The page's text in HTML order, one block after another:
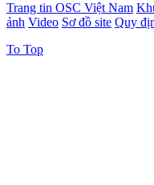
Trang tin OSC Việt Nam
ảnh Video Sơ đồ site Quy
To Top